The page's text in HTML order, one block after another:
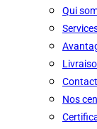
Qui
Nos